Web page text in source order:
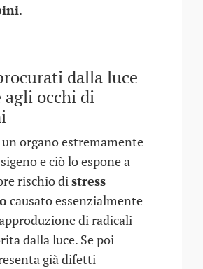
.
dalla luce
agli occhi di
un organo estremamente
e ciò lo espone a
rischio distress
causato essenzialmente
di radicali
dalla luce. Se poi
già difetti